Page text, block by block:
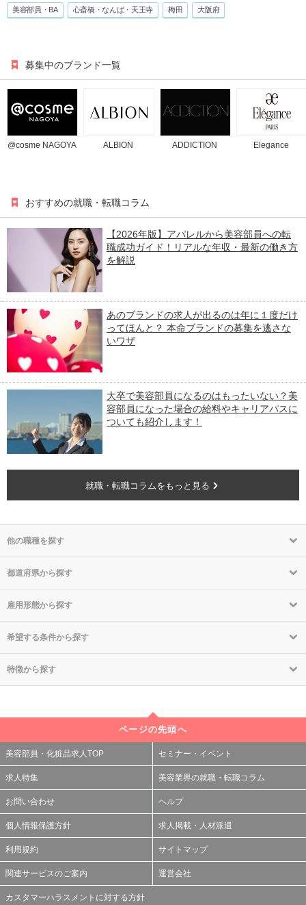
美容部員・BA 心斎橋・なんば・天王寺 梅田 大阪府
募集中のブランド一覧
@cosme NAGOYA ALBION ADDICTION Elegance
おすすめの就職・転職コラム
【2026年版】アパレルから美容部員への転
職成功ガイド！リアルな年収・最新の働き方
を解説
あのブランドの求人が出るのは年に１度だけ
ってほんと？ 本命ブランドの募集を逃さな
いワザ
大卒で美容部員になるのはもったいない？美
容部員になった場合の給料やキャリアパスに
ついても紹介します！
就職・転職コラムをもっと見る
他の職種を探す
都道府県から探す
雇用形態から探す
希望する条件から探す
特徴から探す
ページの先頭へ
美容部員・化粧品求人TOP セミナー・イベント
求人特集 美容業界の就職・転職コラム
お問い合わせ ヘルプ
個人情報保護方針 求人掲載・人材派遣
利用規約 サイトマップ
関連サービスのご案内 運営会社
カスタマーハラスメントに対する方針